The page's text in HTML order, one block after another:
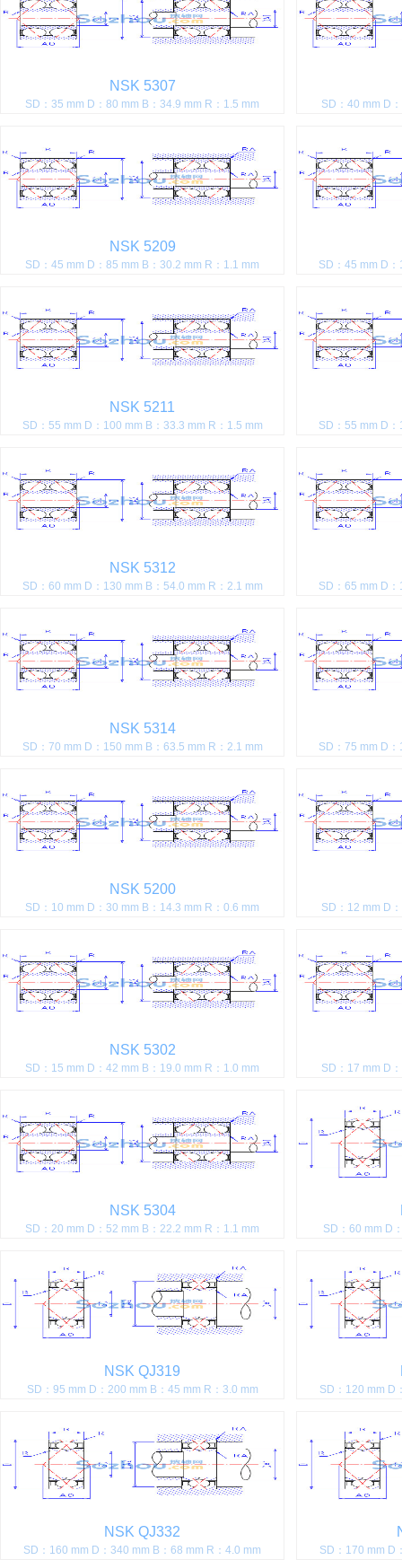
NSK 5307
SD：35 mm D：80 mm B：34.9 mm R：1.5 mm SD：40 mm D
NSK 5209
SD：45 mm D：85 mm B：30.2 mm R：1.1 mm SD：45 mm D
NSK 5211
SD：55 mm D：100 mm B：33.3 mm R：1.5 mm SD：55 mm D
NSK 5312
SD：60 mm D：130 mm B：54.0 mm R：2.1 mm SD：65 mm D
NSK 5314
SD：70 mm D：150 mm B：63.5 mm R：2.1 mm SD：75 mm D
NSK 5200
SD：10 mm D：30 mm B：14.3 mm R：0.6 mm SD：12 mm D
NSK 5302
SD：15 mm D：42 mm B：19.0 mm R：1.0 mm SD：17 mm D
NSK 5304
SD：20 mm D：52 mm B：22.2 mm R：1.1 mm SD：60 mm D
NSK QJ319
SD：95 mm D：200 mm B：45 mm R：3.0 mm SD：120 mm D
NSK QJ332
SD：160 mm D：340 mm B：68 mm R：4.0 mm SD：170 mm D